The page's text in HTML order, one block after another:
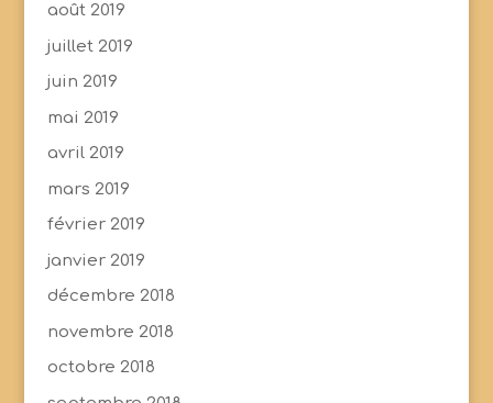
août 2019
juillet 2019
juin 2019
mai 2019
avril 2019
mars 2019
février 2019
janvier 2019
décembre 2018
novembre 2018
octobre 2018